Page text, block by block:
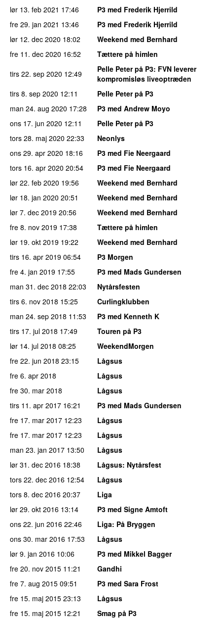
lør 13. feb 2021 17:46
P3 med Frederik Hjerrild
fre 29. jan 2021 13:46
P3 med Frederik Hjerrild
lør 12. dec 2020 18:02
Weekend med Bernhard
fre 11. dec 2020 16:52
Tættere på himlen
tirs 22. sep 2020 12:49 Pelle Peter på P3: FVN leverer
kompromisløs liveoptræden
tirs 8. sep 2020 12:11
Pelle Peter på P3
man 24. aug 2020 17:28
P3 med Andrew Moyo
ons 17. jun 2020 12:11
Pelle Peter på P3
tors 28. maj 2020 22:33
Neonlys
ons 29. apr 2020 18:16
P3 med Fie Neergaard
tors 16. apr 2020 20:54
P3 med Fie Neergaard
lør 22. feb 2020 19:56
Weekend med Bernhard
lør 18. jan 2020 20:51
Weekend med Bernhard
lør 7. dec 2019 20:56
Weekend med Bernhard
fre 8. nov 2019 17:38
Tættere på himlen
lør 19. okt 2019 19:22
Weekend med Bernhard
tirs 16. apr 2019 06:54
P3 Morgen
fre 4. jan 2019 17:55
P3 med Mads Gundersen
man 31. dec 2018 22:03
Nytårsfesten
tirs 6. nov 2018 15:25
Curlingklubben
man 24. sep 2018 11:53
P3 med Kenneth K
tirs 17. jul 2018 17:49
Touren på P3
lør 14. jul 2018 08:25
WeekendMorgen
fre 22. jun 2018 23:15
Lågsus
fre 6. apr 2018
Lågsus
fre 30. mar 2018
Lågsus
tirs 11. apr 2017 16:21
P3 med Mads Gundersen
fre 17. mar 2017 12:23
Lågsus
fre 17. mar 2017 12:23
Lågsus
man 23. jan 2017 13:50
Lågsus
lør 31. dec 2016 18:38 Lågsus: Nytårsfest
tors 22. dec 2016 12:54
Lågsus
tors 8. dec 2016 20:37
Liga
lør 29. okt 2016 13:14
P3 med Signe Amtoft
ons 22. jun 2016 22:46 Liga: På Bryggen
ons 30. mar 2016 17:53
Lågsus
lør 9. jan 2016 10:06
P3 med Mikkel Bagger
fre 20. nov 2015 11:21
Gandhi
fre 7. aug 2015 09:51
P3 med Sara Frost
fre 15. maj 2015 23:13
Lågsus
fre 15. maj 2015 12:21
Smag på P3